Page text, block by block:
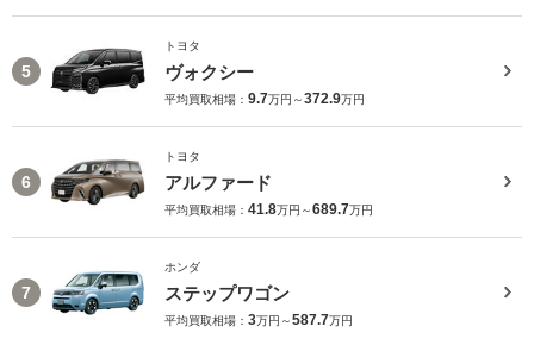
5
トヨタ
ヴォクシー
平均買取相場： 9.7万円～372.9万円
6
トヨタ
アルファード
平均買取相場： 41.8万円～689.7万円
7
ホンダ
ステップワゴン
平均買取相場： 3万円～587.7万円